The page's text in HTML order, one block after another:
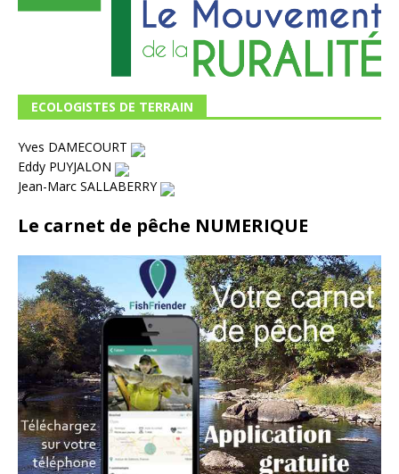
ECOLOGISTES DE TERRAIN
Yves DAMECOURT
Eddy PUYJALON
Jean-Marc SALLABERRY
Le carnet de pêche NUMERIQUE